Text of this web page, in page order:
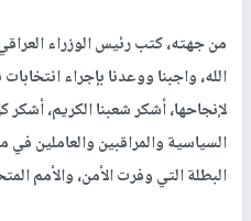
من جهته، كتب رئيس الوزراء
الله، واجبنا ووعدنا بإجراء
لإنجاحها، أشكر شعبنا الكريم،
السياسية والمراقبين والعاملين في
البطلة التي وفرت الأمن، والأمم